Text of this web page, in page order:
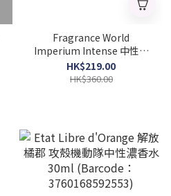
Fragrance World
Imperium Intense 中性濃
香水 100ml (Barcode:
6290360378817)
HK$219.00
HK$360.00